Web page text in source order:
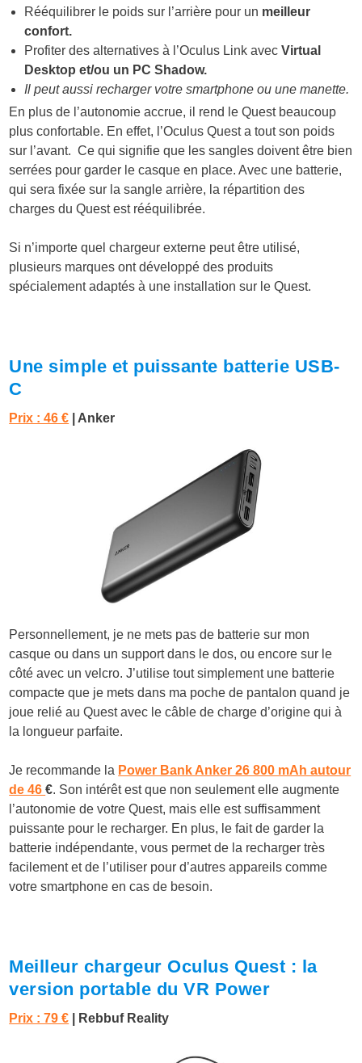
Rééquilibrer le poids sur l’arrière pour un meilleur
confort.
Profiter des alternatives à l’Oculus Link avecVirtual
Desktop et/ou un PC Shadow.
Il peut aussi recharger votre smartphone ou une manette.
En plus de l’autonomie accrue, il rend le Quest beaucoup
plus confortable. En effet, l’Oculus Quest a tout son poids
sur l’avant. Ce qui signifie que les sangles doivent être bien
serrées pour garder le casque en place. Avec une batterie,
qui sera fixée sur la sangle arrière, la répartition des
charges du Quest est rééquilibrée.
Si n’importe quel chargeur externe peut être utilisé,
plusieurs marques ont développé des produits
spécialement adaptés à une installation sur le Quest.
Une simple et puissante batterie USB-
C
Prix : 46 € Anker
Personnellement, je ne mets pas de batterie sur mon
casque ou dans un support dans le dos, ou encore sur le
côté avec un velcro. J’utilise tout simplement une batterie
compacte que je mets dans ma poche de pantalon quand je
joue relié au Quest avec le câble de charge d’origine qui à
la longueur parfaite.
Je recommande la Power Bank Anker 26 800 mAh autour
de 46€. Son intérêt est que non seulement elle augmente
l’autonomie de votre Quest, mais elle est suffisamment
puissante pour le recharger. En plus, le fait de garder la
batterie indépendante, vous permet de la recharger très
facilement et de l’utiliser pour d’autres appareils comme
votre smartphone en cas de besoin.
Meilleur chargeur Oculus Quest : la
version portable du VR Power
Prix : 79 € Rebbuf Reality